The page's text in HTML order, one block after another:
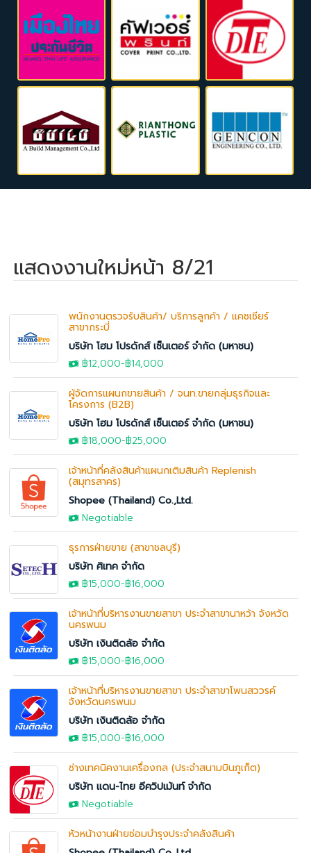
แสดงงานใหม่หน้า 8/21
พนักงานตรวจรับสินค้า/ บริการลูกค้า / แคชเชียร์
สาขากระบี่
บริษัท โฮม โปรดักส์ เซ็นเตอร์ จำกัด (มหาชน)
฿12,000-฿14,000
ผู้จัดการแผนกขายสินค้า / จนท.ขายกลุ่มธุรกิจและ
โครงการ (B2B)
บริษัท โฮม โปรดักส์ เซ็นเตอร์ จำกัด (มหาชน)
฿18,000-฿25,000
เจ้าหน้าที่คลังสินค้าแผนกเติมสินค้า Replenish
(สมุทรสาคร)
Shopee (Thailand) Co.,Ltd.
Negotiable
ธุรการฝ่ายขาย (สาขาชลบุรี)
บริษัท ศิเทค จำกัด
฿15,000-฿16,000
เจ้าหน้าที่บริหารงานขายสาขา ประจำสาขานาหว้า จังหวัด
นครพนม
บริษัท เงินติดล้อ จำกัด
฿15,000-฿16,000
เจ้าหน้าที่บริหารงานขายสาขา ประจำสาขาโพนสววรค์
จังหวัดนครพนม
บริษัท เงินติดล้อ จำกัด
฿15,000-฿16,000
ช่างเทคนิคงานเครื่องกล (ประจำสนามบินภูเก็ต)
บริษัท แดน-ไทย อีควิปเม้นท์ จำกัด
Negotiable
หัวหน้างานฝ่ายซ่อมบำรุงประจำคลังสินค้า